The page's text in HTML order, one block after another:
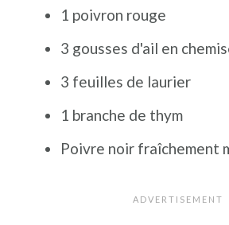
1 poivron rouge
3 gousses d'ail en
3 feuilles de laurier
1 branche de thym
Poivre noir fraîchement